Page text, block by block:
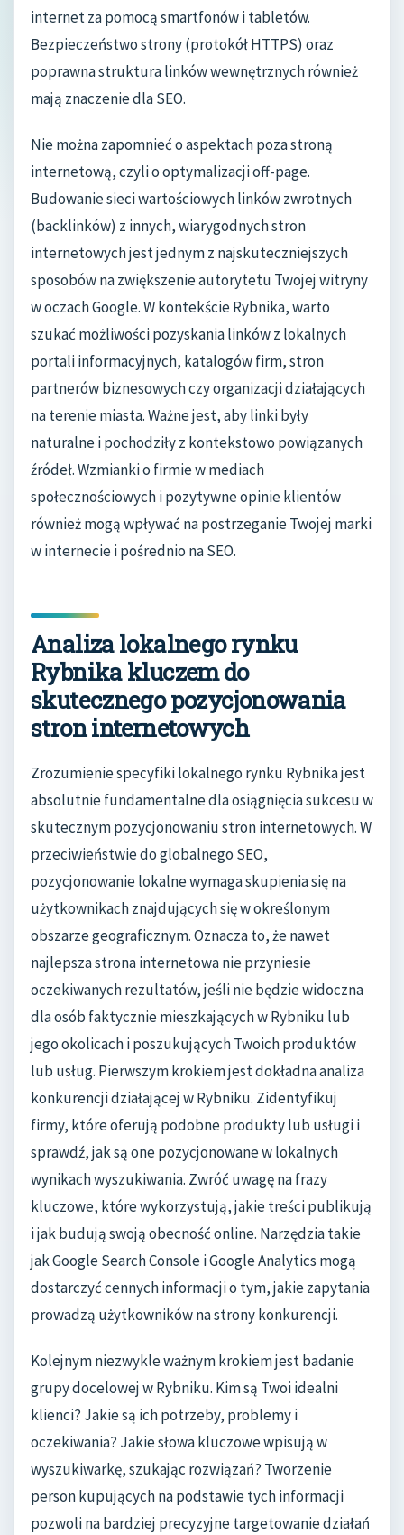
internet za pomocą smartfonów i tabletów.
Bezpieczeństwo strony (protokół HTTPS) oraz
poprawna struktura linków wewnętrznych również
mają znaczenie dla SEO.
Nie można zapomnieć o aspektach poza stroną
internetową, czyli o optymalizacji off-page.
Budowanie sieci wartościowych linków zwrotnych
(backlinków) z innych, wiarygodnych stron
internetowych jest jednym z najskuteczniejszych
sposobów na zwiększenie autorytetu Twojej witryny
w oczach Google. W kontekście Rybnika, warto
szukać możliwości pozyskania linków z lokalnych
portali informacyjnych, katalogów firm, stron
partnerów biznesowych czy organizacji działających
na terenie miasta. Ważne jest, aby linki były
naturalne i pochodziły z kontekstowo powiązanych
źródeł. Wzmianki o firmie w mediach
społecznościowych i pozytywne opinie klientów
również mogą wpływać na postrzeganie Twojej marki
w internecie i pośrednio na SEO.
Analiza lokalnego rynku
Rybnika kluczem do
skutecznego pozycjonowania
stron internetowych
Zrozumienie specyfiki lokalnego rynku Rybnika jest
absolutnie fundamentalne dla osiągnięcia sukcesu w
skutecznym pozycjonowaniu stron internetowych. W
przeciwieństwie do globalnego SEO,
pozycjonowanie lokalne wymaga skupienia się na
użytkownikach znajdujących się w określonym
obszarze geograficznym. Oznacza to, że nawet
najlepsza strona internetowa nie przyniesie
oczekiwanych rezultatów, jeśli nie będzie widoczna
dla osób faktycznie mieszkających w Rybniku lub
jego okolicach i poszukujących Twoich produktów
lub usług. Pierwszym krokiem jest dokładna analiza
konkurencji działającej w Rybniku. Zidentyfikuj
firmy, które oferują podobne produkty lub usługi i
sprawdź, jak są one pozycjonowane w lokalnych
wynikach wyszukiwania. Zwróć uwagę na frazy
kluczowe, które wykorzystują, jakie treści publikują
i jak budują swoją obecność online. Narzędzia takie
jak Google Search Console i Google Analytics mogą
dostarczyć cennych informacji o tym, jakie zapytania
prowadzą użytkowników na strony konkurencji.
Kolejnym niezwykle ważnym krokiem jest badanie
grupy docelowej w Rybniku. Kim są Twoi idealni
klienci? Jakie są ich potrzeby, problemy i
oczekiwania? Jakie słowa kluczowe wpisują w
wyszukiwarkę, szukając rozwiązań? Tworzenie
person kupujących na podstawie tych informacji
pozwoli na bardziej precyzyjne targetowanie działań